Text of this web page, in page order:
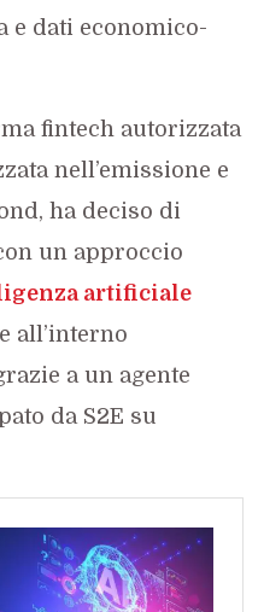
e dati economico-
fintech autorizzata
nell’emissione e
ha deciso di
un approccio
artificiale
all’interno
a un agente
da S2E su